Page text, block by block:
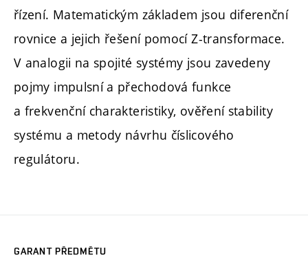
řízení. Matematickým základem jsou diferenční
rovnice a jejich řešení pomocí Z-transformace.
V analogii na spojité systémy jsou zavedeny
pojmy impulsní a přechodová funkce
a frekvenční charakteristiky, ověření stability
systému a metody návrhu číslicového
regulátoru.
GARANT PŘEDMĚTU